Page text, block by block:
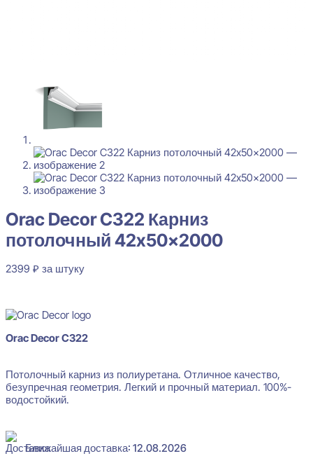
Orac Decor C322 Карниз
потолочный 42x50x2000
2399 ₽ за штуку
Orac Decor C322
Потолочный карниз из полиуретана. Отличное качество,
безупречная геометрия. Легкий и прочный материал. 100%-
водостойкий.
Ближайшая доставка: 12.08.2026